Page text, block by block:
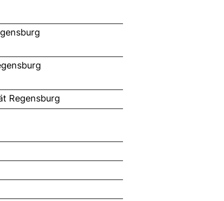
Regensburg